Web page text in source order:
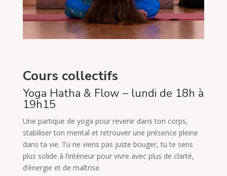
Cours collectifs
Yoga Hatha & Flow – lundi de 18h à
19h15
Une partique de yoga pour revenir dans ton corps,
stabiliser ton mental et retrouver une présence pleine
dans ta vie. Tu ne viens pas juste bouger, tu te sens
plus solide à l’intérieur pour vivre avec plus de clarté,
d’énergie et de maîtrise.